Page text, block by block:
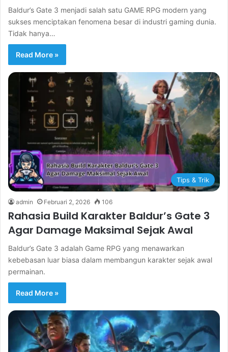
Baldur’s Gate 3 menjadi salah satu GAME RPG modern yang
sukses menciptakan fenomena besar di industri gaming dunia.
Tidak hanya…
Read More »
Tips & Trik
admin Februari 2, 2026 106
Rahasia Build Karakter Baldur’s Gate 3
Agar Damage Maksimal Sejak Awal
Baldur’s Gate 3 adalah Game RPG yang menawarkan
kebebasan luar biasa dalam membangun karakter sejak awal
permainan.
Read More »